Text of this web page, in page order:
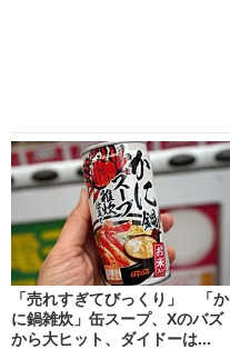
「売れすぎてびっくり」 「か
に鍋雑炊」缶スープ、Xのバズ
から大ヒット、ダイドーは...